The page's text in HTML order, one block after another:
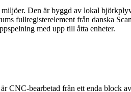
Den är byggd av lokal
fullregisterelement från danska
med upp till åtta enheter.
bearbetad från ett enda block